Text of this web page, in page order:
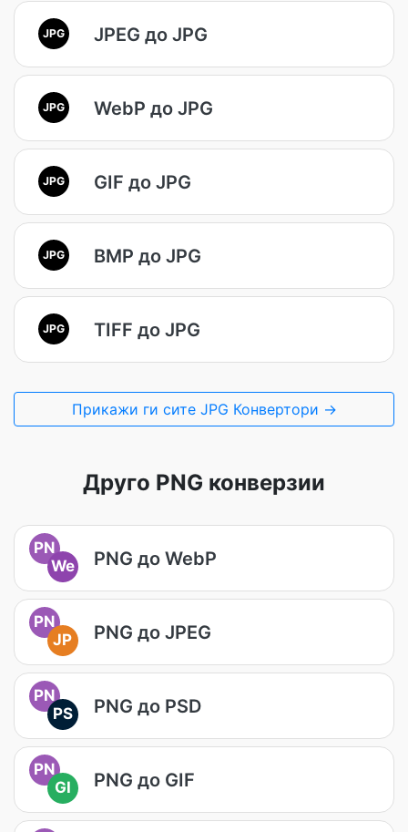
JPG JPEG до JPG
JPG WebP до JPG
JPG GIF до JPG
JPG BMP до JPG
JPG TIFF до JPG
Прикажи ги сите JPG Конвертори →
Друго PNG конверзии
PN
We
PNG до WebP
PN
JP
PNG до JPEG
PN
PS
PNG до PSD
PN
GI
PNG до GIF